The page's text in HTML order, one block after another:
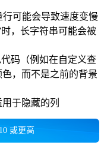
可能会导致速度变慢
，长字符串可能会被
码（例如在自定义查
，而不是之前的背景
于隐藏的列
或更高